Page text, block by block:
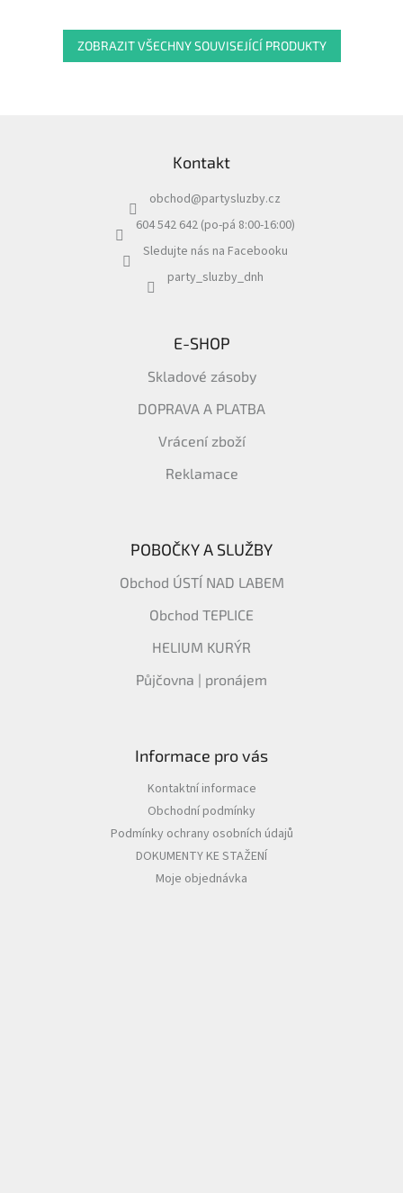
ZOBRAZIT VŠECHNY SOUVISEJÍCÍ PRODUKTY
Kontakt
obchod@partysluzby.cz
604 542 642 (po-pá 8:00-16:00)
Sledujte nás na Facebooku
party_sluzby_dnh
E-SHOP
Skladové zásoby
DOPRAVA A PLATBA
Vrácení zboží
Reklamace
POBOČKY A SLUŽBY
Obchod ÚSTÍ NAD LABEM
Obchod TEPLICE
HELIUM KURÝR
Půjčovna | pronájem
Informace pro vás
Kontaktní informace
Obchodní podmínky
Podmínky ochrany osobních údajů
DOKUMENTY KE STAŽENÍ
Moje objednávka